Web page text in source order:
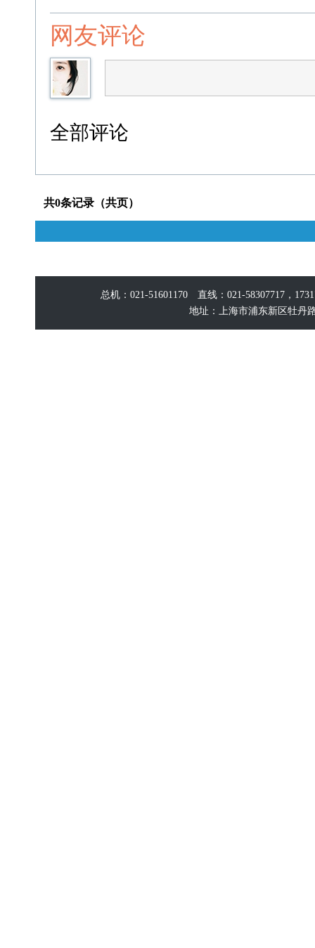
网友评论
全部评论
共0条记录（共页）
总机：021-51601170 直线：021-58307717，
地址：上海市浦东新区牡丹